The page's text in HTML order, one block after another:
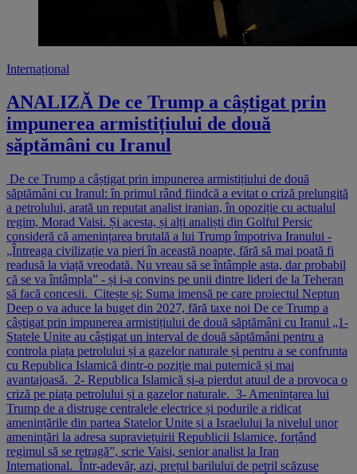
Internațional
ANALIZĂ De ce Trump a câștigat prin
impunerea armistițiului de două
săptămâni cu Iranul
De ce Trump a câștigat prin impunerea armistițiului de două
săptămâni cu Iranul: în primul rând fiindcă a evitat o criză prelungită
a petrolului, arată un reputat analist iranian, în opoziție cu actualul
regim, Morad Vaisi. Și acesta, și alți analiști din Golful Persic
consideră că amenințarea brutală a lui Trump împotriva Iranului -
„Întreaga civilizație va pieri în această noapte, fără să mai poată fi
readusă la viață vreodată. Nu vreau să se întâmple asta, dar probabil
că se va întâmpla” - și i-a convins pe unii dintre lideri de la Teheran
să facă concesii. Citește și: Suma imensă pe care proiectul Neptun
Deep o va aduce la buget din 2027, fără taxe noi De ce Trump a
câștigat prin impunerea armistițiului de două săptămâni cu Iranul „1-
Statele Unite au câștigat un interval de două săptămâni pentru a
controla piața petrolului și a gazelor naturale și pentru a se confrunta
cu Republica Islamică dintr-o poziție mai puternică și mai
avantajoasă. 2- Republica Islamică și-a pierdut atuul de a provoca o
criză pe piața petrolului și a gazelor naturale. 3- Amenințarea lui
Trump de a distruge centralele electrice și podurile a ridicat
amenințările din partea Statelor Unite și a Israelului la nivelul unor
amenințări la adresa supraviețuirii Republicii Islamice, forțând
regimul să se retragă”, scrie Vaisi, senior analist la Iran
International. Într-adevăr, azi, prețul barilului de petril scăzuse